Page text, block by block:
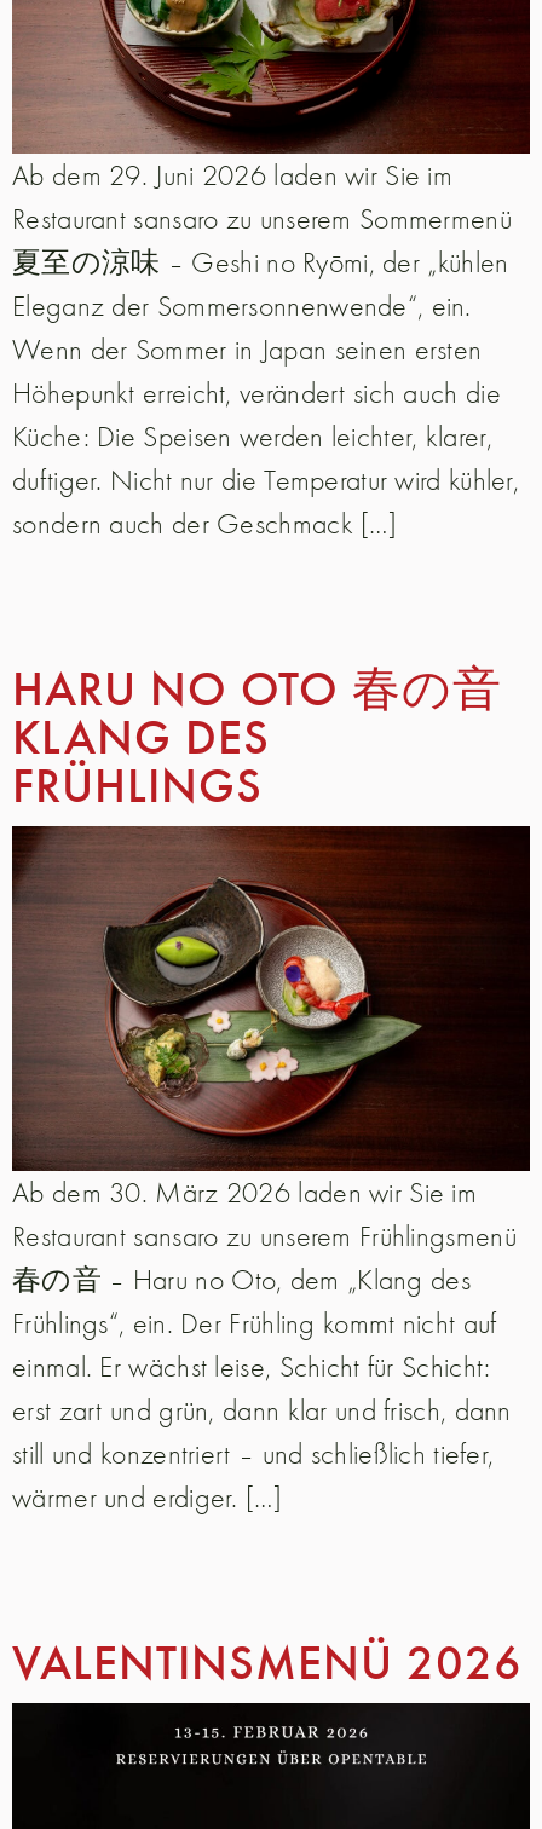
Ab dem 29. Juni 2026 laden wir Sie im
Restaurant sansaro zu unserem Sommermenü
夏至の涼味 – Geshi no Ryōmi, der „kühlen
Eleganz der Sommersonnenwende“, ein.
Wenn der Sommer in Japan seinen ersten
Höhepunkt erreicht, verändert sich auch die
Küche: Die Speisen werden leichter, klarer,
duftiger. Nicht nur die Temperatur wird kühler,
sondern auch der Geschmack […]
HARU NO OTO 春の音
KLANG DES
FRÜHLINGS
Ab dem 30. März 2026 laden wir Sie im
Restaurant sansaro zu unserem Frühlingsmenü
春の音 – Haru no Oto, dem „Klang des
Frühlings“, ein. Der Frühling kommt nicht auf
einmal. Er wächst leise, Schicht für Schicht:
erst zart und grün, dann klar und frisch, dann
still und konzentriert – und schließlich tiefer,
wärmer und erdiger. […]
VALENTINSMENÜ 2026